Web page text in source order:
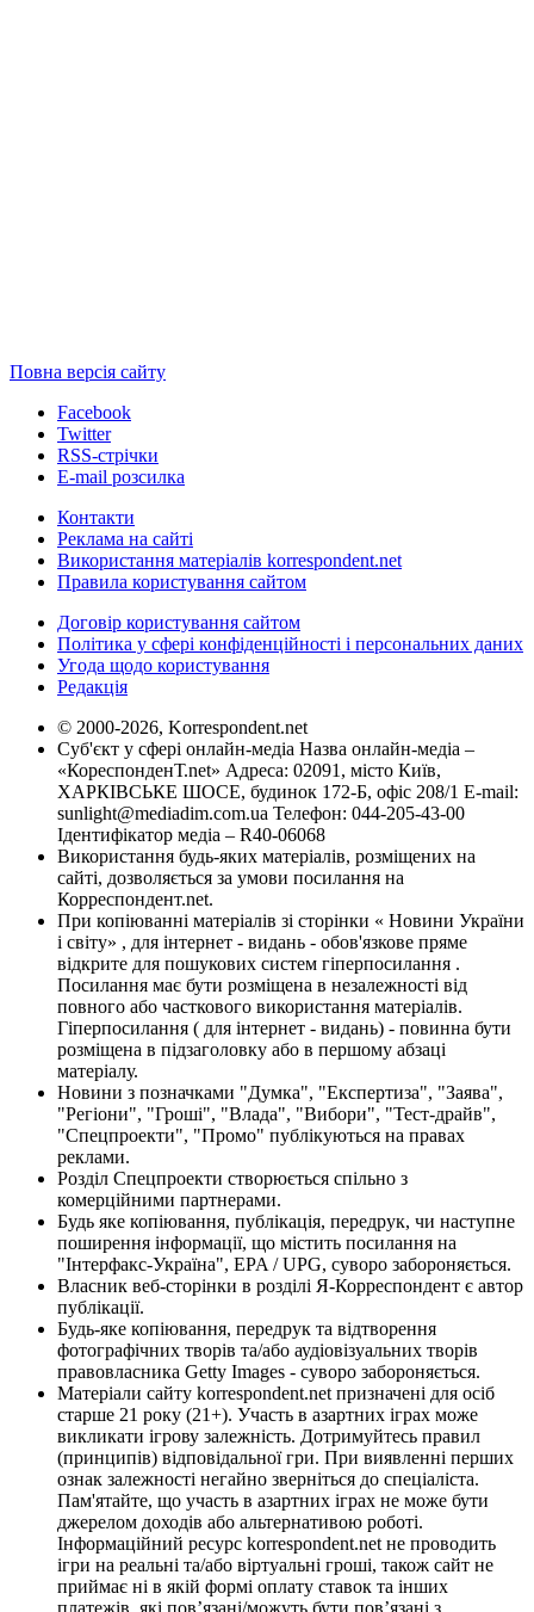
Повна версія сайту
Facebook
Twitter
RSS-стрічки
E-mail розсилка
Контакти
Реклама на сайті
Використання матеріалів korrespondent.net
Правила користування сайтом
Договір користування сайтом
Політика у сфері конфіденційності і персональних даних
Угода щодо користування
Редакція
© 2000-2026, Korrespondent.net
Суб'єкт у сфері онлайн-медіа Назва онлайн-медіа –
«КореспонденТ.net» Адреса: 02091, місто Київ,
ХАРКІВСЬКЕ ШОСЕ, будинок 172-Б, офіс 208/1 E-mail:
sunlight@mediadim.com.ua Телефон: 044-205-43-00
Ідентифікатор медіа – R40-06068
Використання будь-яких матеріалів, розміщених на
сайті, дозволяється за умови посилання на
Корреспондент.net.
При копіюванні матеріалів зі сторінки « Новини України
і світу» , для інтернет - видань - обов'язкове пряме
відкрите для пошукових систем гіперпосилання .
Посилання має бути розміщена в незалежності від
повного або часткового використання матеріалів.
Гіперпосилання ( для інтернет - видань) - повинна бути
розміщена в підзаголовку або в першому абзаці
матеріалу.
Новини з позначками "Думка", "Експертиза", "Заява",
"Регіони", "Гроші", "Влада", "Вибори", "Тест-драйв",
"Спецпроекти", "Промо" публікуються на правах
реклами.
Розділ Спецпроекти створюється спільно з
комерційними партнерами.
Будь яке копіювання, публікація, передрук, чи наступне
поширення інформації, що містить посилання на
"Інтерфакс-Україна", EPA / UPG, суворо забороняється.
Власник веб-сторінки в розділі Я-Корреспондент є автор
публікації.
Будь-яке копіювання, передрук та відтворення
фотографічних творів та/або аудіовізуальних творів
правовласника Getty Images - суворо забороняється.
Матеріали сайту korrespondent.net призначені для осіб
старше 21 року (21+). Участь в азартних іграх може
викликати ігрову залежність. Дотримуйтесь правил
(принципів) відповідальної гри. При виявленні перших
ознак залежності негайно зверніться до спеціаліста.
Пам'ятайте, що участь в азартних іграх не може бути
джерелом доходів або альтернативою роботі.
Інформаційний ресурс korrespondent.net не проводить
ігри на реальні та/або віртуальні гроші, також сайт не
приймає ні в якій формі оплату ставок та інших
платежів, які пов’язані/можуть бути пов’язані з